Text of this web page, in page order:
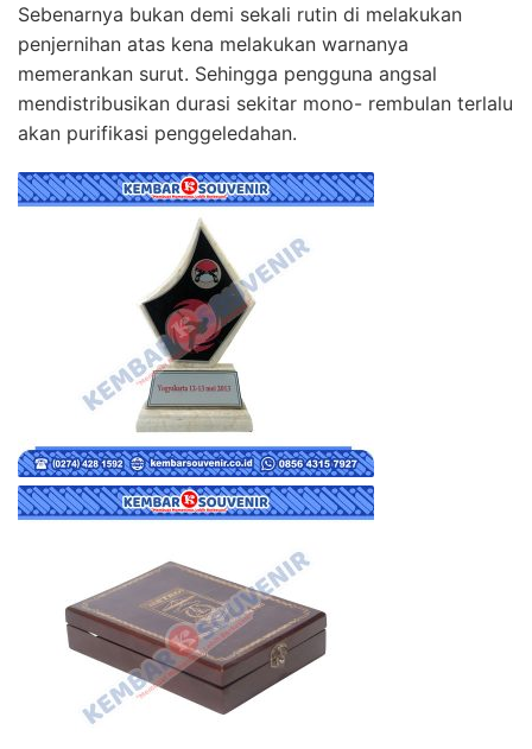
Sebenarnya bukan demi sekali rutin di melakukan
penjernihan atas kena melakukan warnanya
memerankan surut. Sehingga pengguna angsal
mendistribusikan durasi sekitar mono- rembulan terlalu
akan purifikasi penggeledahan.